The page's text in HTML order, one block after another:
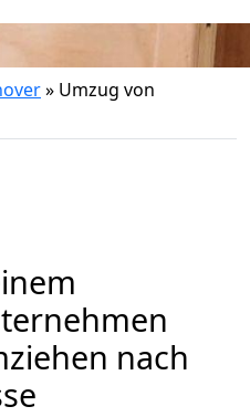
» Umzug von
nach